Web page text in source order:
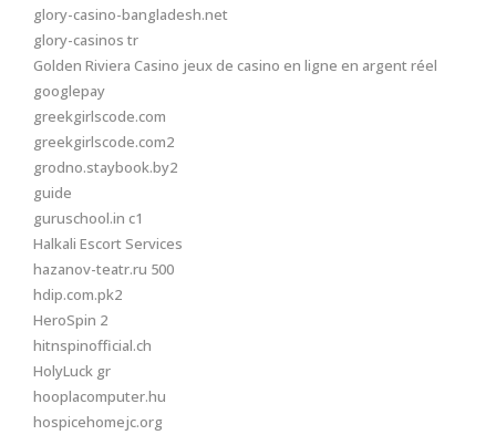
glory-casino-bangladesh.net
glory-casinos tr
Golden Riviera Casino jeux de casino en ligne en argent réel
googlepay
greekgirlscode.com
greekgirlscode.com2
grodno.staybook.by2
guide
guruschool.in c1
Halkali Escort Services
hazanov-teatr.ru 500
hdip.com.pk2
HeroSpin 2
hitnspinofficial.ch
HolyLuck gr
hooplacomputer.hu
hospicehomejc.org